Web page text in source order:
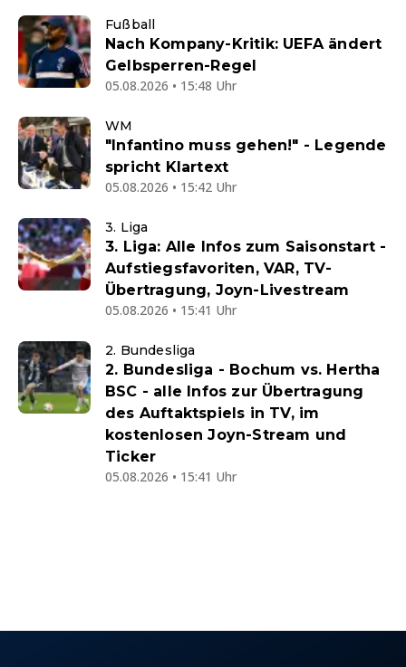
Fußball
Nach Kompany-Kritik: UEFA ändert
Gelbsperren-Regel
05.08.2026 • 15:48 Uhr
WM
"Infantino muss gehen!" - Legende
spricht Klartext
05.08.2026 • 15:42 Uhr
3. Liga
3. Liga: Alle Infos zum Saisonstart -
Aufstiegsfavoriten, VAR, TV-
Übertragung, Joyn-Livestream
05.08.2026 • 15:41 Uhr
2. Bundesliga
2. Bundesliga - Bochum vs. Hertha
BSC - alle Infos zur Übertragung
des Auftaktspiels in TV, im
kostenlosen Joyn-Stream und
Ticker
05.08.2026 • 15:41 Uhr